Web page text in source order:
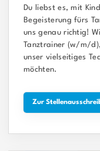
Du liebst es, mit
Begeisterung fürs
uns genau richtig!
Tanztrainer (w/m/
unser vielseitiges
möchten.
Zur